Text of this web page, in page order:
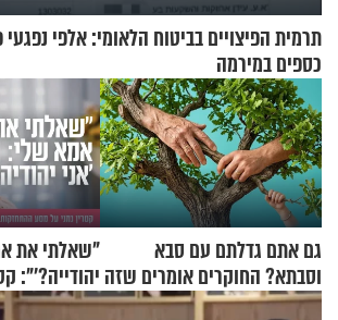
תרמית הפיצויים בביטוח הלאומי: אלפי נפגעי
כספים במירמה
גם אתם גדלתם עם סבא
וסבתא? החוקרים אומרים שזה
מתכון מנצח
"שאלתי את
יהודייה?'":
ההתחזקות